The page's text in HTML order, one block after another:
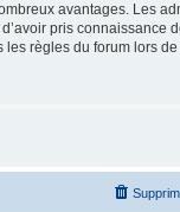
avantages. Les
pris connaissance
règles du forum lors de